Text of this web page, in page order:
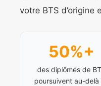
votre BTS d’origine
50%+
des diplômés de
poursuivent au-delà